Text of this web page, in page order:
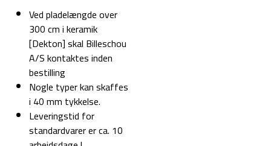
Ved pladelængde over
300 cm i keramik
[Dekton] skal Billeschou
A/S kontaktes inden
bestilling
Nogle typer kan skaffes
i 40 mm tykkelse.
Leveringstid for
standardvarer er ca. 10